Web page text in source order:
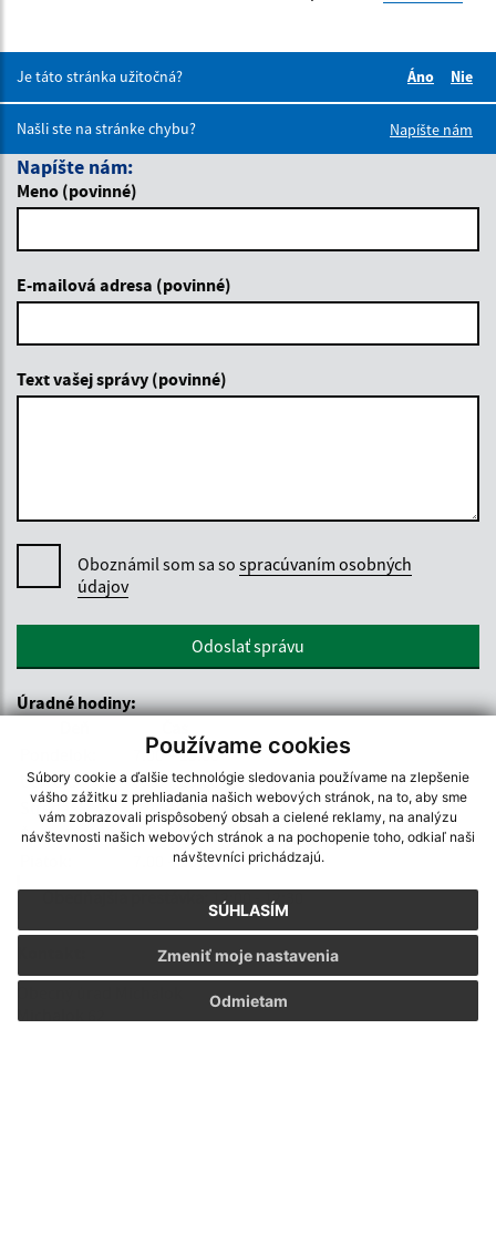
Používame cookies
Súbory cookie a ďalšie technológie sledovania používame na zlepšenie
vášho zážitku z prehliadania našich webových stránok, na to, aby sme
vám zobrazovali prispôsobený obsah a cielené reklamy, na analýzu
návštevnosti našich webových stránok a na pochopenie toho, odkiaľ naši
návštevníci prichádzajú.
SÚHLASÍM
Odmietam
Zmeniť moje nastavenia
Je táto stránka užitočná?
Áno
Nie
Našli ste na stránke chybu?
Napíšte nám
Napíšte nám:
Meno (povinné)
E-mailová adresa (povinné)
Text vašej správy (povinné)
Oboznámil som sa so spracúvaním osobných
údajov
Odoslať správu
Úradné hodiny:
7.00 – 15.00
Utorok:
7.00 – 15.00
Streda:
7.00 – 15.00
Štvrtok:
7.00 – 15.00
7.00 – 15.00
Obedňajšia prestávka:12:00 - 12:30
Michalok 62